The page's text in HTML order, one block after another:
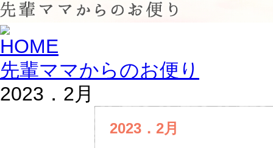
先輩ママからのお便り
2023．2月
2023．2月